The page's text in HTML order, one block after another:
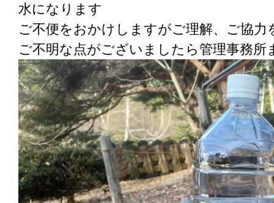
水になります
ご不便をおかけしますがご理解、ご協力
ご不明な点がございましたら管理事務